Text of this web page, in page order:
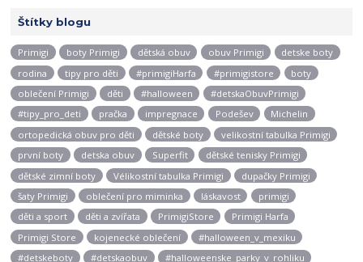
Štítky blogu
Primigi boty Primigi dětská obuv obuv Primigi
detske boty
rodina
tipy pro děti #primigiHarfa #primigistore
boty
oblečení Primigi
děti #halloween
#detskaObuvPrimigi
#tipy_pro_deti
pračka impregnace Podešev
Michelin
ortopedická obuv pro děti
dětské boty
velikostní tabulka Primigi
první boty
detska obuv Superfit
dětské tenisky Primigi
dětské zimní boty
Vélikostní tabulka Primigi
dupačky Primigi
šaty Primigi
oblečení pro miminka láskavost
primigi
děti a sport
děti a zvířata PrimigiStore
Primigi Harfa
Primigi Store
kojenecké oblečení
#halloween_v_mexiku
#detskeboty
#detskaobuv
#halloweenske_parky_v_rohliku